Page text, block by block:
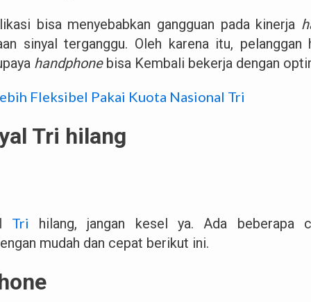
bisa menyebabkan gangguan pada kinerja
sinyal terganggu. Oleh karena itu, pelanggan
handphone bisa Kembali bekerja dengan
Fleksibel Pakai Kuota Nasional Tri
Tri hilang
Tri hilang, jangan kesel ya. Ada beberapa
mudah dan cepat berikut ini.